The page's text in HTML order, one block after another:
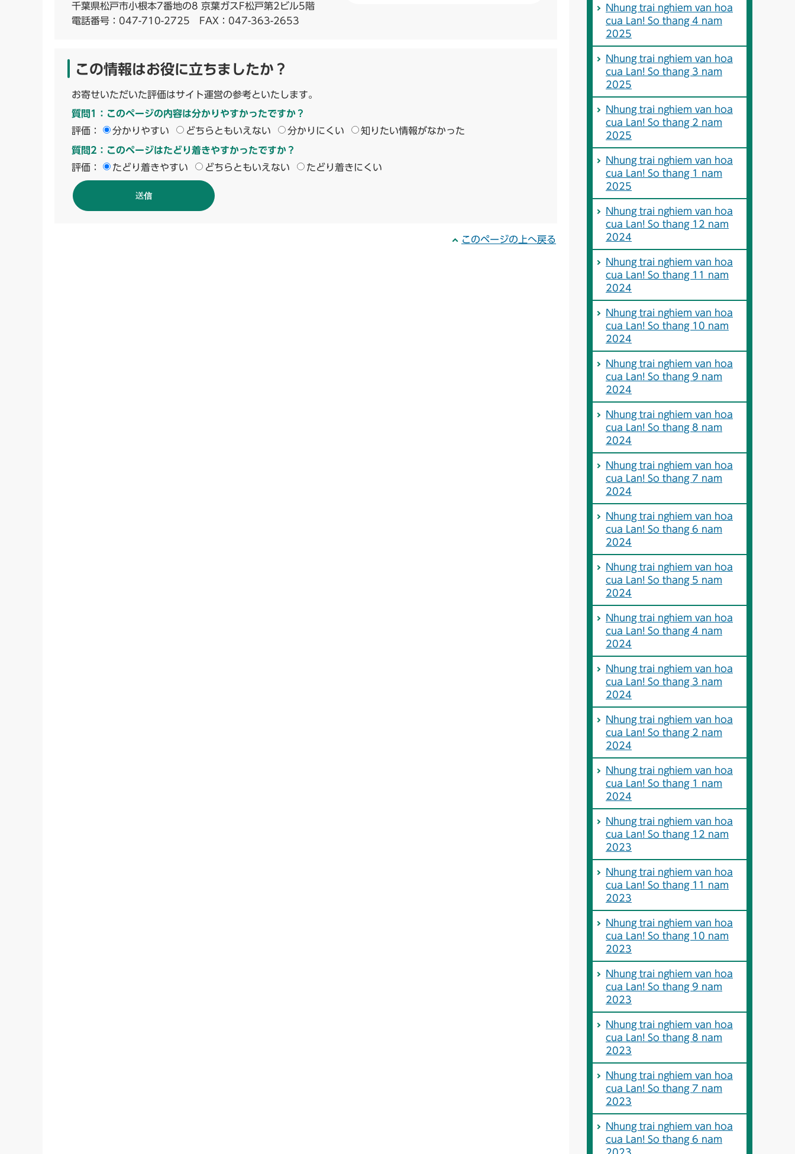
千葉県松戸市小根本7番地の8 京葉ガスF松戸第2ビル5階
電話番号： 047-710-2725 FAX：047-363-2653
この情報はお役に立ちましたか？
お寄せいただいた評価はサイト運営の参考といたします。
質問1：このページの内容は分かりやすかったですか？
評価：
分かりやすい どちらともいえない 分かりにくい 知りたい情報がなかった
質問2：このページはたどり着きやすかったですか？
評価：
たどり着きやすい どちらともいえない たどり着きにくい
このページの上へ戻る
Nhung trai nghiem van hoa
cua Lan! So thang 4 nam
2025
Nhung trai nghiem van hoa
cua Lan! So thang 3 nam
2025
Nhung trai nghiem van hoa
cua Lan! So thang 2 nam
2025
Nhung trai nghiem van hoa
cua Lan! So thang 1 nam
2025
Nhung trai nghiem van hoa
cua Lan! So thang 12 nam
2024
Nhung trai nghiem van hoa
cua Lan! So thang 11 nam
2024
Nhung trai nghiem van hoa
cua Lan! So thang 10 nam
2024
Nhung trai nghiem van hoa
cua Lan! So thang 9 nam
2024
Nhung trai nghiem van hoa
cua Lan! So thang 8 nam
2024
Nhung trai nghiem van hoa
cua Lan! So thang 7 nam
2024
Nhung trai nghiem van hoa
cua Lan! So thang 6 nam
2024
Nhung trai nghiem van hoa
cua Lan! So thang 5 nam
2024
Nhung trai nghiem van hoa
cua Lan! So thang 4 nam
2024
Nhung trai nghiem van hoa
cua Lan! So thang 3 nam
2024
Nhung trai nghiem van hoa
cua Lan! So thang 2 nam
2024
Nhung trai nghiem van hoa
cua Lan! So thang 1 nam
2024
Nhung trai nghiem van hoa
cua Lan! So thang 12 nam
2023
Nhung trai nghiem van hoa
cua Lan! So thang 11 nam
2023
Nhung trai nghiem van hoa
cua Lan! So thang 10 nam
2023
Nhung trai nghiem van hoa
cua Lan! So thang 9 nam
2023
Nhung trai nghiem van hoa
cua Lan! So thang 8 nam
2023
Nhung trai nghiem van hoa
cua Lan! So thang 7 nam
2023
Nhung trai nghiem van hoa
cua Lan! So thang 6 nam